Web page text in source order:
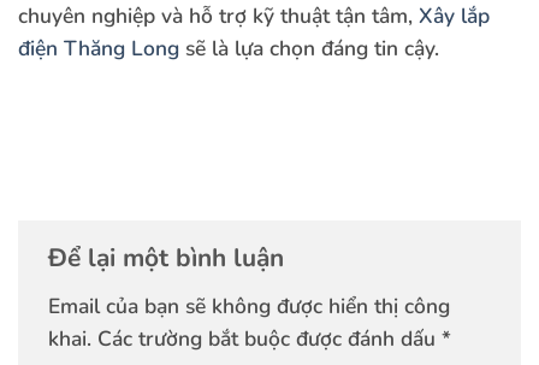
chuyên nghiệp và hỗ trợ kỹ thuật tận tâm, Xây lắp
điện Thăng Long sẽ là lựa chọn đáng tin cậy.
Để lại một bình luận
Email của bạn sẽ không được hiển thị công
khai. Các trường bắt buộc được đánh dấu *